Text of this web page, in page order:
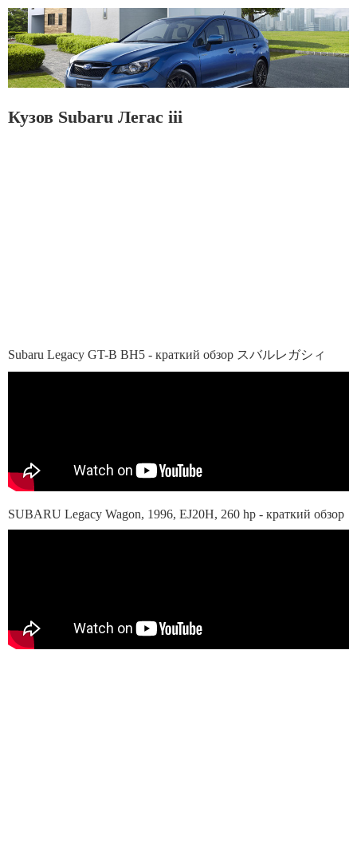
Кузов Subaru Легас iii
Subaru Legacy GT-B BH5 - краткий обзор スバルレガシィ
SUBARU Legacy Wagon, 1996, EJ20H, 260 hp - краткий обзор